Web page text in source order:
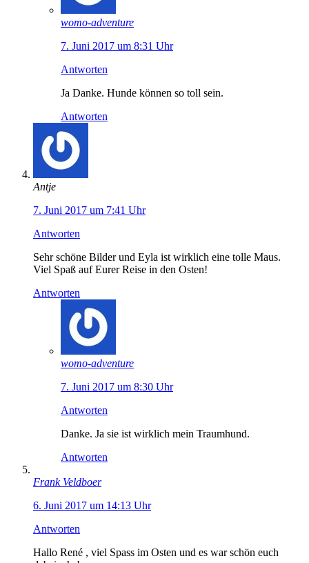
womo-adventure
7. Juni 2017 um 8:31 Uhr
Antworten
Ja Danke. Hunde können so toll sein.
Antworten
Antje
7. Juni 2017 um 7:41 Uhr
Antworten
Sehr schöne Bilder und Eyla ist wirklich eine tolle Maus.
Viel Spaß auf Eurer Reise in den Osten!
Antworten
womo-adventure
7. Juni 2017 um 8:30 Uhr
Antworten
Danke. Ja sie ist wirklich mein Traumhund.
Antworten
Frank Veldboer
6. Juni 2017 um 14:13 Uhr
Antworten
Hallo René , viel Spass im Osten und es war schön euch